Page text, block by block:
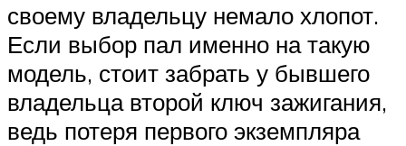
своему владельцу немало хлопот.
Если выбор пал именно на такую
модель, стоит забрать у бывшего
владельца второй ключ зажигания,
ведь потеря первого экземпляра